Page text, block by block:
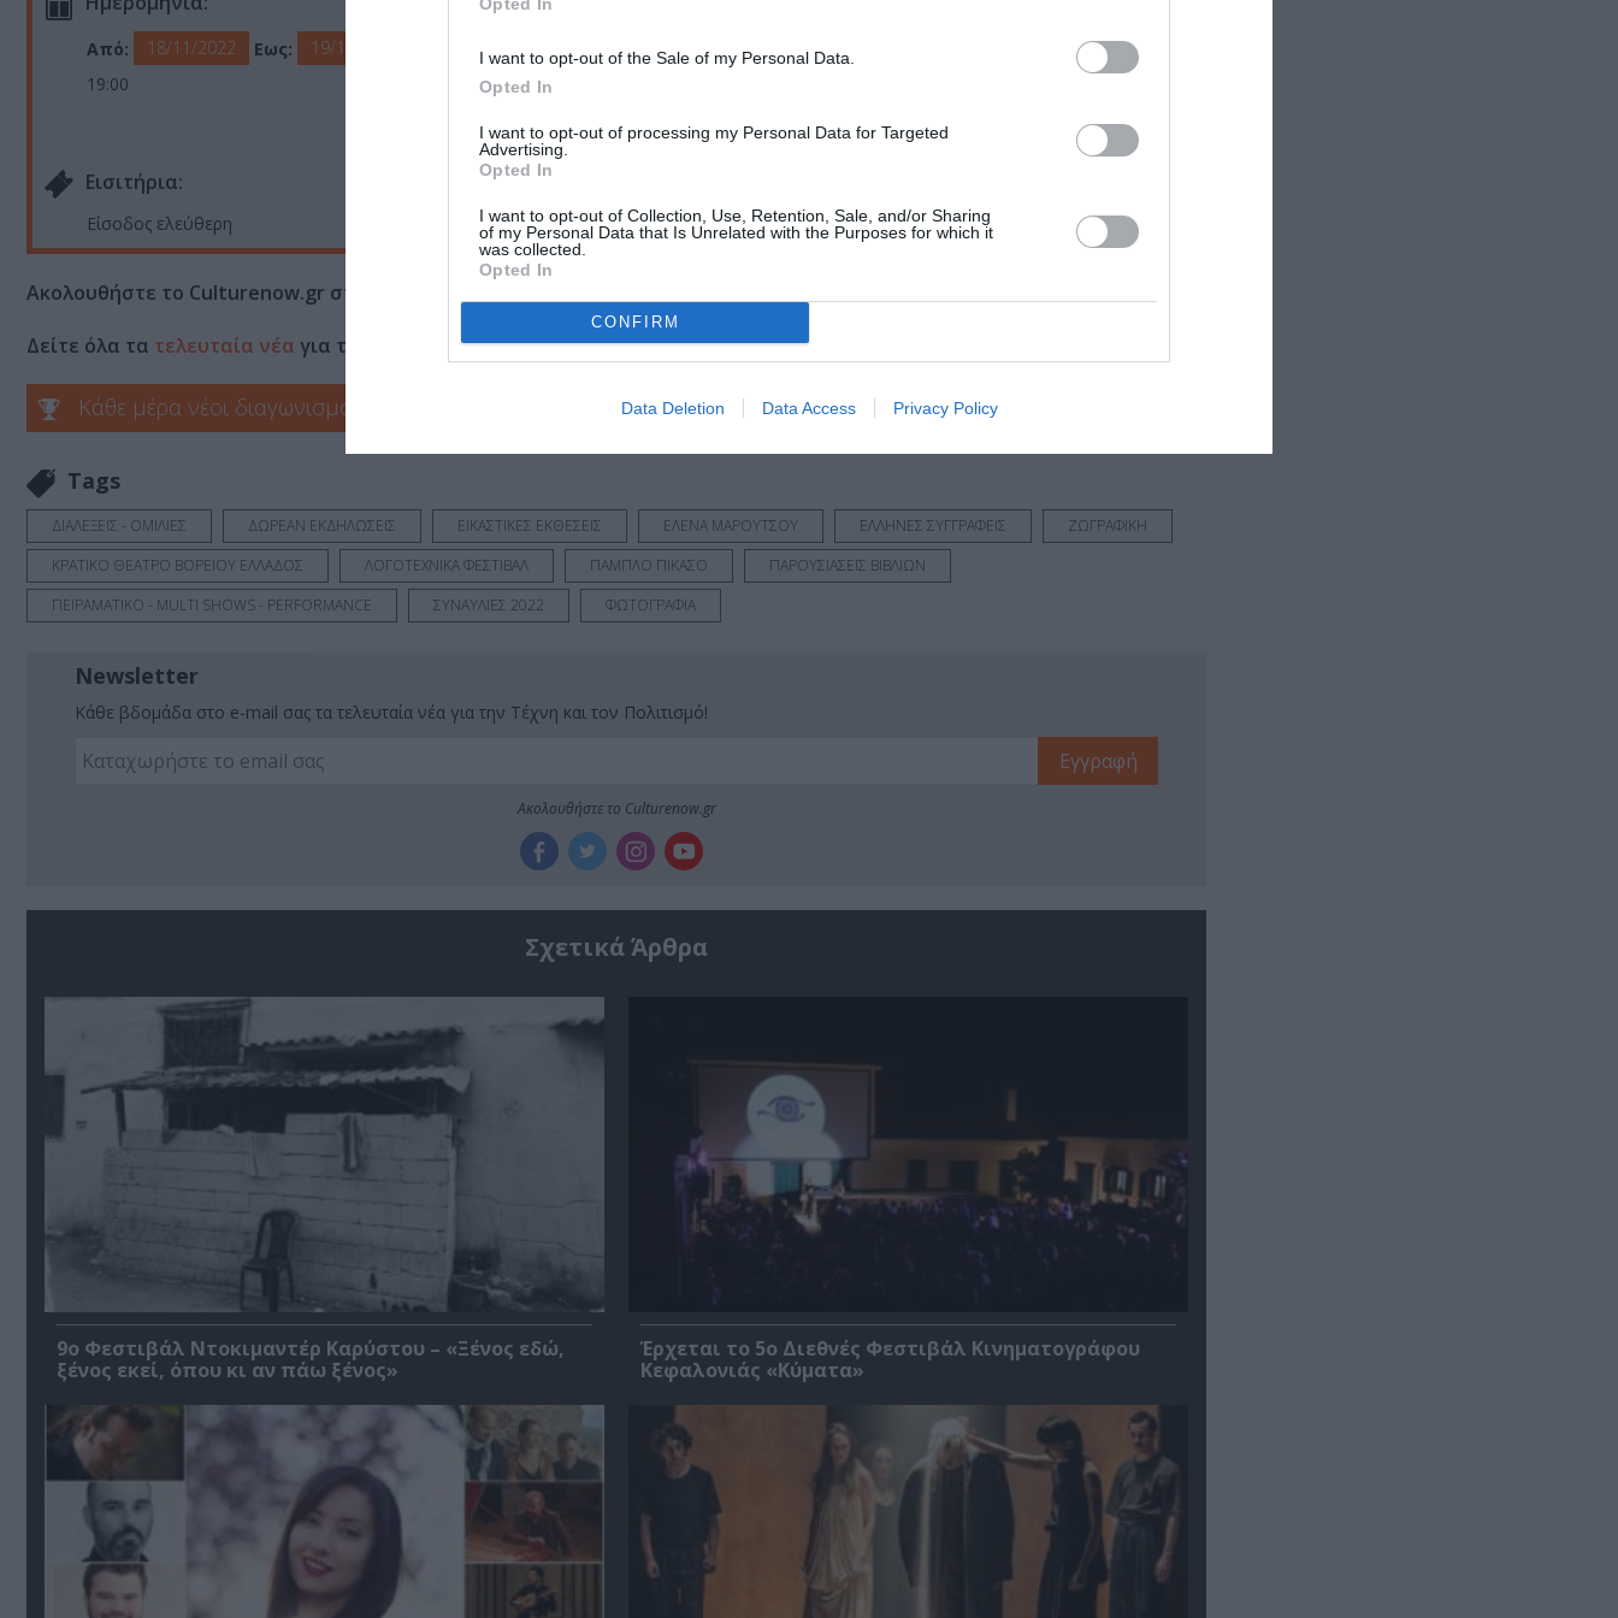
I want to opt-out of the Sale of my Personal Data.
Opted In
I want to opt-out of processing my Personal Data for Targeted
Advertising.
Opted In
I want to opt-out of Collection, Use, Retention, Sale, and/or Sharing
of my Personal Data that Is Unrelated with the Purposes for which it
was collected.
Opted In
CONFIRM
Data Deletion Data Access Privacy Policy
Από: 18/11/2022 Εως:
19/11/2022
19:00
Δημοτικό Θέατρο «Άνετον», Παρασκευοπούλου 42 και
Κωνσταντινουπόλεως, Θεσσαλονίκη
Θέατρο Άνετον
Eισιτήρια:
Είσοδος ελεύθερη
Ακολουθήστε το Culturenow.gr στο
Δείτε όλα τα τελευταία νέα για την Τέχνη και τον Πολιτισμό στοCulturenow.gr
Κάθε μέρα νέοι διαγωνισμοί στο Culturenow.gr
Tags
ΔΙΑΛΕΞΕΙΣ - ΟΜΙΛΙΕΣ ΔΩΡΕΑΝ ΕΚΔΗΛΩΣΕΙΣ ΕΙΚΑΣΤΙΚΕΣ ΕΚΘΕΣΕΙΣ ΕΛΕΝΑ ΜΑΡΟΥΤΣΟΥ ΕΛΛΗΝΕΣ ΣΥΓΓΡΑΦΕΙΣ
ΖΩΓΡΑΦΙΚΗ
ΚΡΑΤΙΚΟ ΘΕΑΤΡΟ ΒΟΡΕΙΟΥ ΕΛΛΑΔΟΣ
ΛΟΓΟΤΕΧΝΙΚΑ ΦΕΣΤΙΒΑΛ ΠΑΜΠΛΟ ΠΙΚΑΣΟ
ΠΑΡΟΥΣΙΑΣΕΙΣ ΒΙΒΛΙΩΝ
ΠΕΙΡΑΜΑΤΙΚΟ - MULTI SHOWS - PERFORMANCE
ΣΥΝΑΥΛΙΕΣ 2022 ΦΩΤΟΓΡΑΦΙΑ
Newsletter
Κάθε βδομάδα στο e-mail σας τα τελευταία νέα για την Τέχνη και τον Πολιτισμό!
Ακολουθήστε το Culturenow.gr
Σχετικά Άρθρα
9ο Φεστιβάλ Ντοκιμαντέρ Καρύστου – «Ξένος εδώ,
ξένος εκεί, όπου κι αν πάω ξένος»
Έρχεται το 5ο Διεθνές Φεστιβάλ Κινηματογράφου
Κεφαλονιάς «Κύματα»